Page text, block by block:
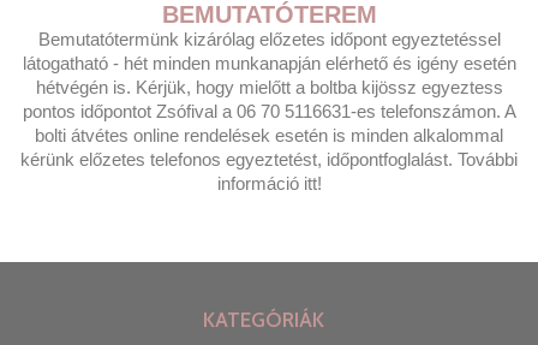
BEMUTATÓTEREM
Bemutatótermünk kizárólag előzetes időpont egyeztetéssel
látogatható - hét minden munkanapján elérhető és igény esetén
hétvégén is. Kérjük, hogy mielőtt a boltba kijössz egyeztess
pontos időpontot Zsófival a 06 70 5116631-es telefonszámon. A
bolti átvétes online rendelések esetén is minden alkalommal
kérünk előzetes telefonos egyeztetést, időpontfoglalást. További
információ itt!
KATEGÓRIÁK